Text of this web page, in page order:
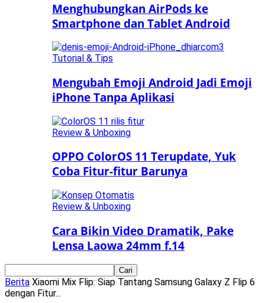
Menghubungkan AirPods ke
Smartphone dan Tablet Android
Tutorial & Tips
Mengubah Emoji Android Jadi Emoji
iPhone Tanpa Aplikasi
Review & Unboxing
OPPO ColorOS 11 Terupdate, Yuk
Coba Fitur-fitur Barunya
Review & Unboxing
Cara Bikin Video Dramatik, Pake
Lensa Laowa 24mm f.14
Berita Xiaomi Mix Flip: Siap Tantang Samsung Galaxy Z Flip 6
dengan Fitur...